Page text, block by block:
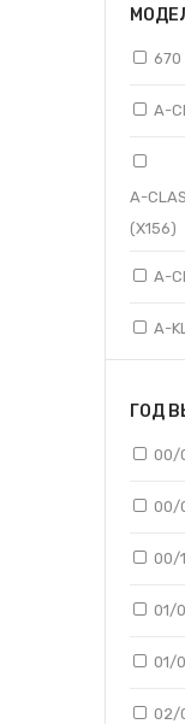
670
A-
A-
(X156)
A-
A-
B-
C-
ГОД
00/
00/
00/
01/
01/
02/